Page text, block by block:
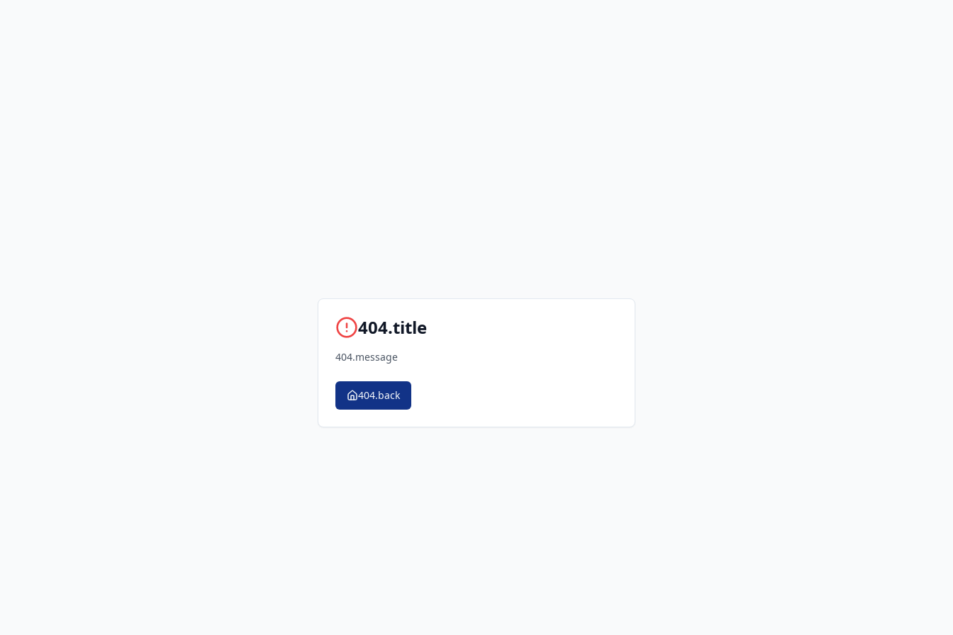
404.title
404.message
404.back